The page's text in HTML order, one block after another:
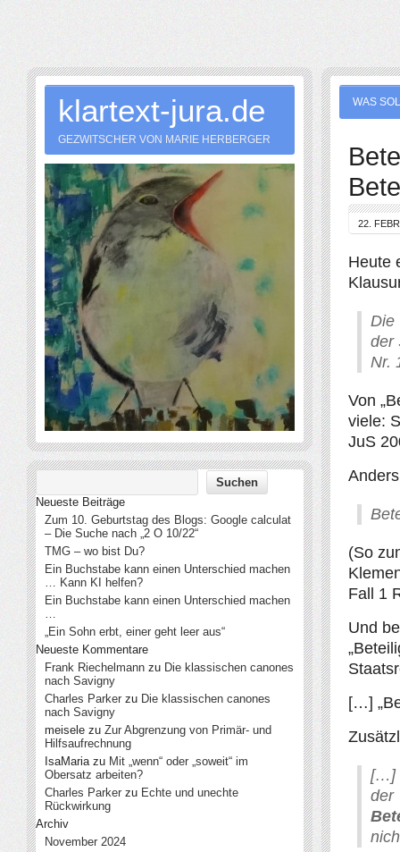
WAS
22.
Heute
der
Nr.
Von
viele:
JuS
(So
Fall 1
Und
[…]
[…]
der
klartext-jura.de
GEZWITSCHER VON MARIE HERBERGER
Neueste Beiträge
Zum 10. Geburtstag des Blogs: Google calculat
– Die Suche nach „2 O 10/22“
TMG – wo bist Du?
Ein Buchstabe kann einen Unterschied machen
… Kann KI helfen?
Ein Buchstabe kann einen Unterschied machen
…
„Ein Sohn erbt, einer geht leer aus“
Neueste Kommentare
Frank Riechelmann zu Die klassischen canones
nach Savigny
Charles Parker zu Die klassischen canones
nach Savigny
meisele zu Zur Abgrenzung von Primär- und
Hilfsaufrechnung
IsaMariazu Mit „wenn“ oder „soweit“ im
Obersatz arbeiten?
Charles Parker zu Echte und unechte
Rückwirkung
Archiv
November 2024